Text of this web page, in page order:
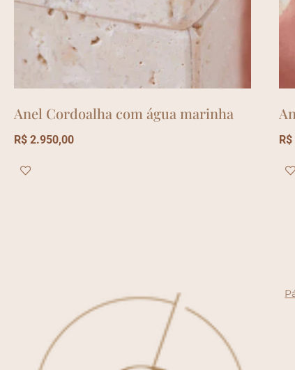
Anel Cordoalha com água marinha
R$ 2.950,00 R$